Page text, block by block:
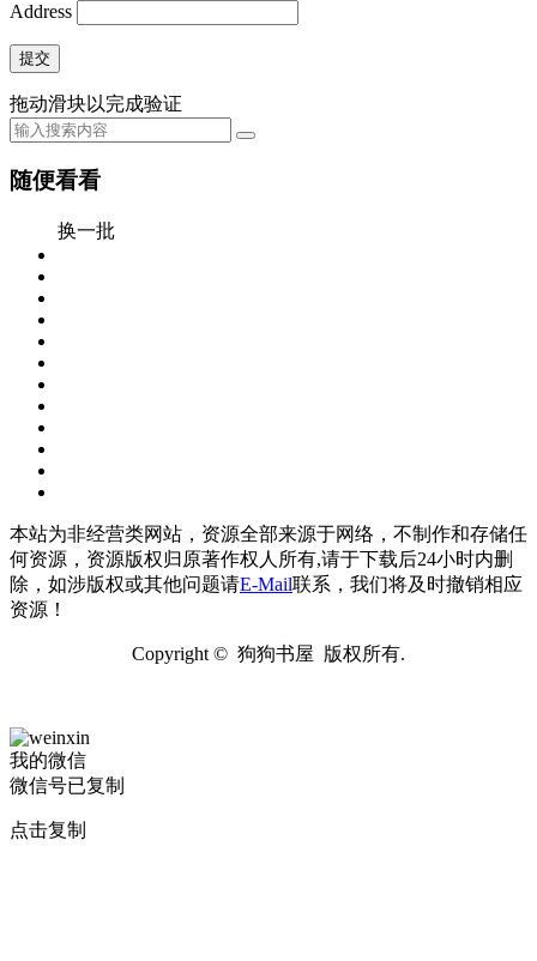
Address
提交
拖动滑块以完成验证
随便看看
换一批
本站为非经营类网站，资源全部来源于网络，不制作和存储任
何资源，资源版权归原著作权人所有,请于下载后24小时内删
除，如涉版权或其他问题请E-Mail联系，我们将及时撤销相应
资源！
Copyright © 狗狗书屋 版权所有.
我的微信
微信号已复制
点击复制